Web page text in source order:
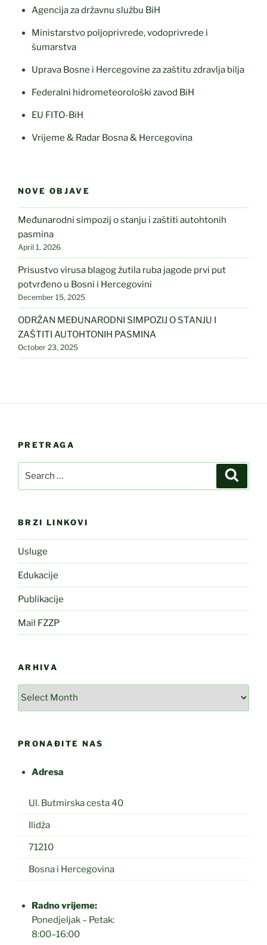
Agencija za državnu službu BiH
Ministarstvo poljoprivrede, vodoprivrede i
šumarstva
Uprava Bosne i Hercegovine za zaštitu zdravlja bilja
Federalni hidrometeorološki zavod BiH
EU FITO-BiH
Vrijeme & Radar Bosna & Hercegovina
NOVE OBJAVE
Međunarodni simpozij o stanju i zaštiti autohtonih
pasmina
April 1, 2026
Prisustvo virusa blagog žutila ruba jagode prvi put
potvrđeno u Bosni i Hercegovini
December 15, 2025
ODRŽAN MEĐUNARODNI SIMPOZIJ O STANJU I
ZAŠTITI AUTOHTONIH PASMINA
October 23, 2025
PRETRAGA
BRZI LINKOVI
Usluge
Edukacije
Publikacije
Mail FZZP
ARHIVA
Arhiva
PRONAĐITE NAS
Adresa
Ul. Butmirska cesta 40
Ilidža
71210
Bosna i Hercegovina
Radno vrijeme:
Ponedjeljak – Petak:
8:00–16:00